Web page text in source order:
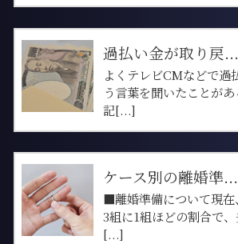
過払い金が取り戻...
よくテレビCMなどで過
う言葉を聞いたことが
記[...]
ケース別の離婚準...
■離婚準備について現在
3組に1組ほどの割合で
[...]